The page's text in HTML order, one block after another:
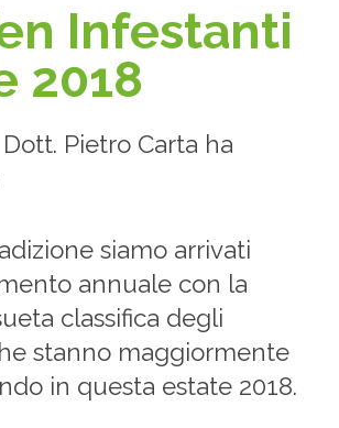
Infestanti
2018
Pietro Carta ha
siamo arrivati
annuale con la
classifica degli
stanno maggiormente
in questa estate 2018.